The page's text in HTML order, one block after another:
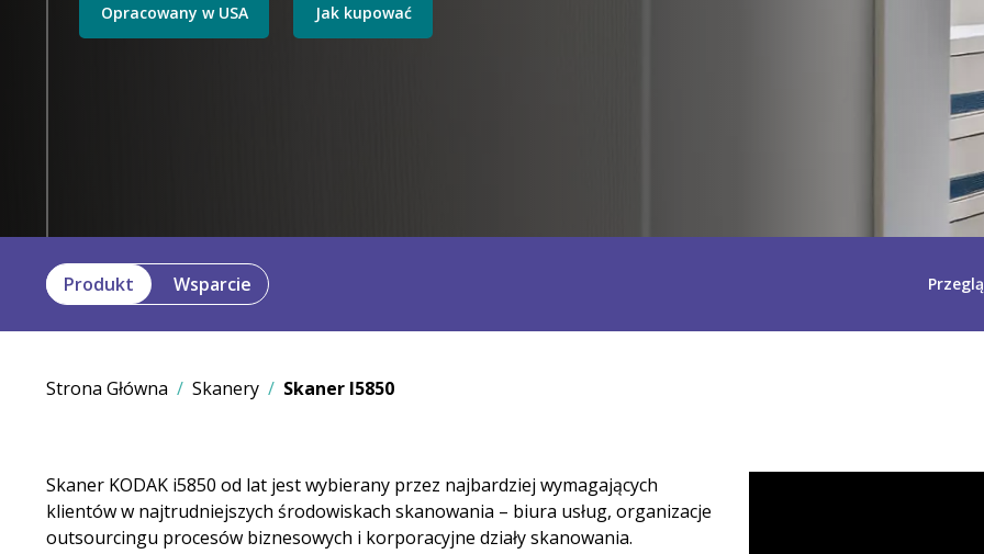
Opracowany w USA Jak kupować
Produkt Wsparcie
Strona Główna Skanery Skaner I5850
Skaner KODAK i5850 od lat jest wybierany przez najbardziej wymagających
klientów w najtrudniejszych środowiskach skanowania – biura usług, organizacje
outsourcingu procesów biznesowych i korporacyjne działy skanowania.